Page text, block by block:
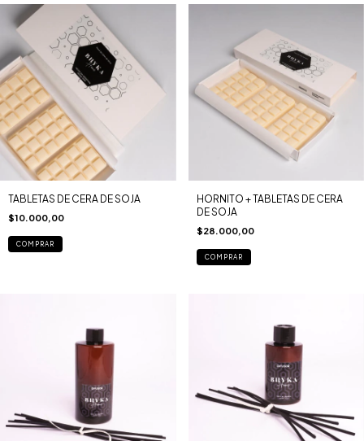
TABLETAS DE CERA DE SOJA
$10.000,00
COMPRAR
HORNITO + TABLETAS DE CERA
DE SOJA
$28.000,00
COMPRAR